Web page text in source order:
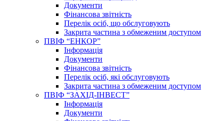
Документи
Фінансова звітність
Перелік осіб, що обслуговують
Закрита частина з обмеженим доступом
ПВІФ “ЕНКОР”
Інформація
Документи
Фінансова звітність
Перелік осіб, які обслуговують
Закрита частина з обмеженим доступом
ПВІФ “ЗАХІД-ІНВЕСТ”
Інформація
Документи